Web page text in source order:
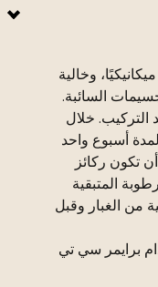
وخالية
السائبة.
خلال
أسبوع واحد
تكون ركائز
المتبقية
من الغبار وقبل
برايمر سي تي